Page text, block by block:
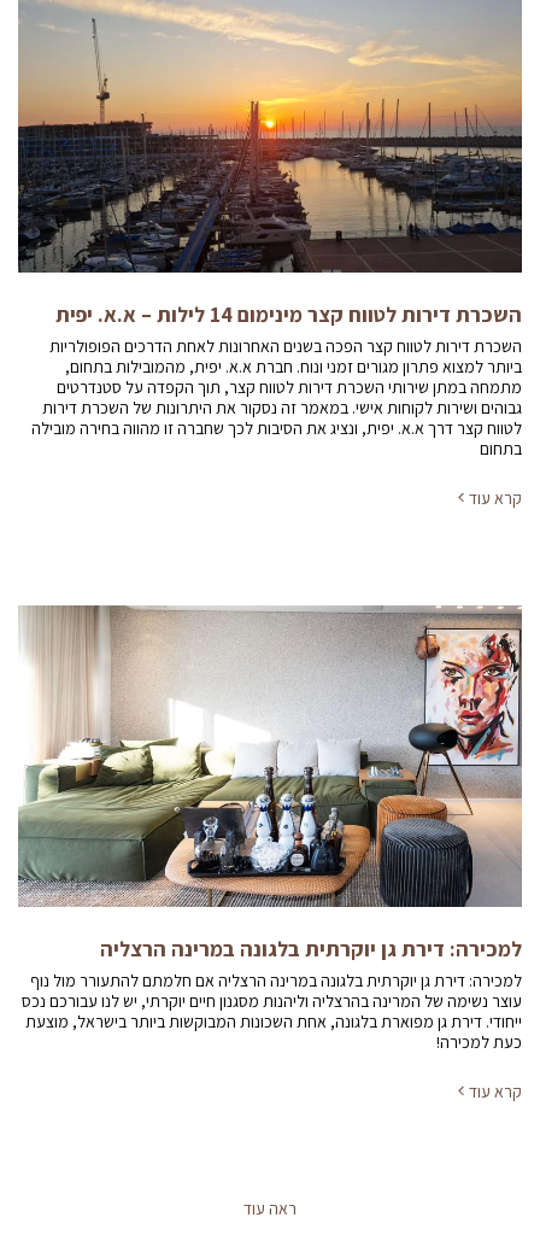
השכרת דירות לטווח קצר מינימום 14 לילות – א.א. יפית
השכרת דירות לטווח קצר הפכה בשנים האחרונות לאחת הדרכים הפופולריות
ביותר למצוא פתרון מגורים זמני ונוח. חברת א.א. יפית, מהמובילות בתחום,
מתמחה במתן שירותי השכרת דירות לטווח קצר, תוך הקפדה על סטנדרטים
גבוהים ושירות לקוחות אישי. במאמר זה נסקור את היתרונות של השכרת דירות
לטווח קצר דרך א.א. יפית, ונציג את הסיבות לכך שחברה זו מהווה בחירה מובילה
בתחום
קרא עוד
למכירה: דירת גן יוקרתית בלגונה במרינה הרצליה
למכירה: דירת גן יוקרתית בלגונה במרינה הרצליה אם חלמתם להתעורר מול נוף
עוצר נשימה של המרינה בהרצליה וליהנות מסגנון חיים יוקרתי, יש לנו עבורכם נכס
ייחודי. דירת גן מפוארת בלגונה, אחת השכונות המבוקשות ביותר בישראל, מוצעת
כעת למכירה!
קרא עוד
ראה עוד